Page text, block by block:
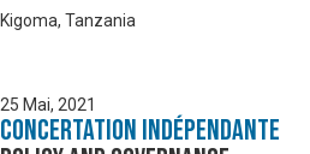
Kigoma, Tanzania
25 Mai, 2021
Concertation Indépendante